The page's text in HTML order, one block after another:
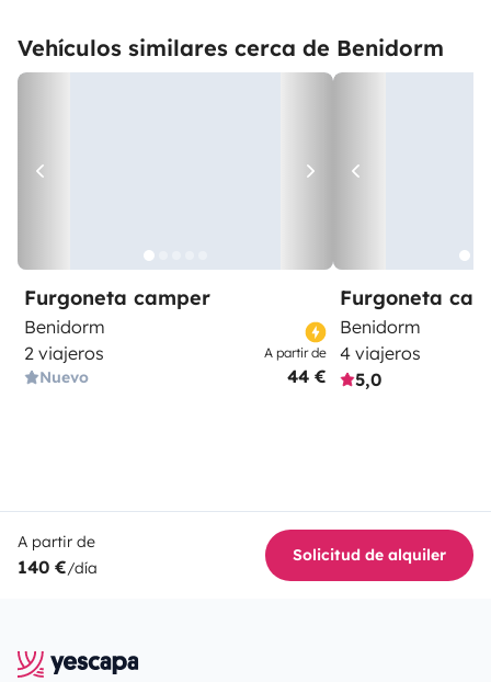
Vehículos similares cerca de Benidorm
Furgoneta camper
Benidorm
2 viajeros
Nuevo
A partir de
44 €
Furgoneta
Benidorm
4 viajeros
5,0
A partir de
140 €/día
Solicitud de alquiler